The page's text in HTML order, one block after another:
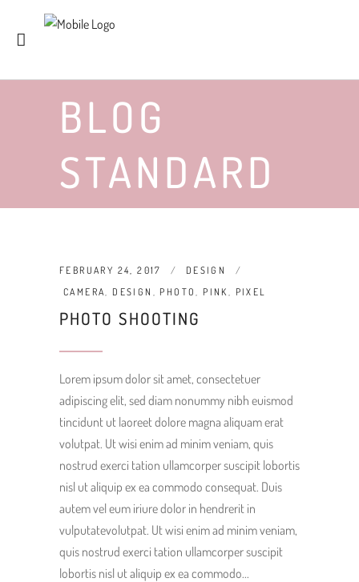
BLOG
STANDARD
FEBRUARY 24, 2017
DESIGN
CAMERA, DESIGN , PHOTO, PINK , PIXEL
PHOTO SHOOTING
Lorem ipsum dolor sit amet, consectetuer
adipiscing elit, sed diam nonummy nibh euismod
tincidunt ut laoreet dolore magna aliquam erat
volutpat. Ut wisi enim ad minim veniam, quis
nostrud exerci tation ullamcorper suscipit lobortis
nisl ut aliquip ex ea commodo consequat. Duis
autem vel eum iriure dolor in hendrerit in
vulputatevolutpat. Ut wisi enim ad minim veniam,
quis nostrud exerci tation ullamcorper suscipit
lobortis nisl ut aliquip ex ea commodo